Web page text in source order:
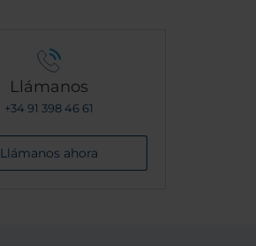
Llámanos
+34 91 398 46 61
Llámanos ahora